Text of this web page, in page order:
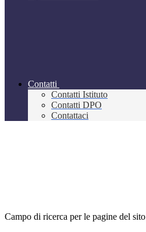
Contatti
Contatti Istituto
Contatti DPO
Contattaci
Campo di ricerca per le pagine del sito